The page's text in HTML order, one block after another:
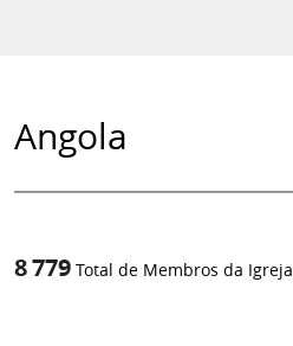
Angola
8 779 Total de Membros da Igreja